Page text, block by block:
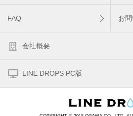
FAQ お
会社概要
LINE DROPS PC版